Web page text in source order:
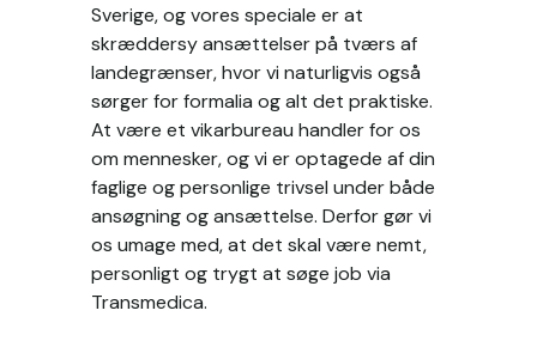
Sverige, og vores speciale er at
skræddersy ansættelser på tværs af
landegrænser, hvor vi naturligvis også
sørger for formalia og alt det praktiske.
At være et vikarbureau handler for os
om mennesker, og vi er optagede af din
faglige og personlige trivsel under både
ansøgning og ansættelse. Derfor gør vi
os umage med, at det skal være nemt,
personligt og trygt at søge job via
Transmedica.